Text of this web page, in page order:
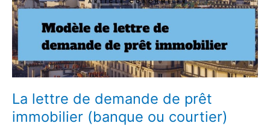
stockage
entre
particuliers
La lettre de demande de prêt
immobilier (banque ou courtier)